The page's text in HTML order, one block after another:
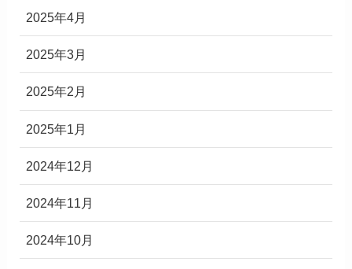
2025年4月
2025年3月
2025年2月
2025年1月
2024年12月
2024年11月
2024年10月